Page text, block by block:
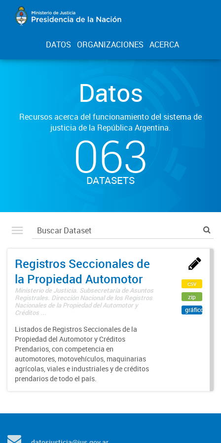
DATOS ORGANIZACIONES ACERCA
Datos
Recursos acerca del funcionamiento del sistema de
justicia de la República Argentina.
063
DATASETS
Registros Seccionales de
la Propiedad Automotor
Ministerio de Justicia. Subsecretaría de Asuntos
Registrales. Dirección Nacional de los Registros
Nacionales de la Propiedad del Automotor y
Créditos ...
Listados de Registros Seccionales de la
Propiedad del Automotor y Créditos
Prendarios, con competencia en
automotores, motovehículos, maquinarias
agrícolas, viales e industriales y de créditos
prendarios de todo el país.
csv
zip
gráfico